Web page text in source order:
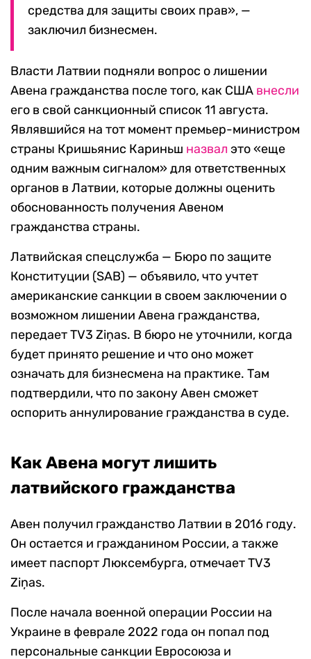
средства для защиты своих прав», —
заключил бизнесмен.
Власти Латвии подняли вопрос о лишении
Авена гражданства после того, как США внесли
его в свой санкционный список 11 августа.
Являвшийся на тот момент премьер-министром
страны Кришьянис Кариньш назвал это «еще
одним важным сигналом» для ответственных
органов в Латвии, которые должны оценить
обоснованность получения Авеном
гражданства страны.
Латвийская спецслужба — Бюро по защите
Конституции (SAB) — объявило, что учтет
американские санкции в своем заключении о
возможном лишении Авена гражданства,
передаетTV3 Ziņas. В бюро не уточнили, когда
будет принято решение и что оно может
означать для бизнесмена на практике. Там
подтвердили, что по закону Авен сможет
оспорить аннулирование гражданства в суде.
Как Авена могут лишить
латвийского гражданства
Авен получил гражданство Латвии в 2016 году.
Он остается и гражданином России, а также
имеет паспорт Люксембурга, отмечает TV3
Ziņas.
После начала военной операции России на
Украине в феврале 2022 года он попал под
персональные санкции Евросоюза и